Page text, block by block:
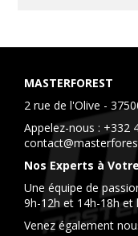
MASTERFOREST
2 rue de l'Olive -
Appelez-nous : +332
Nos Experts à
Une équipe de
9h-12h et 14h-18h et
Venez également